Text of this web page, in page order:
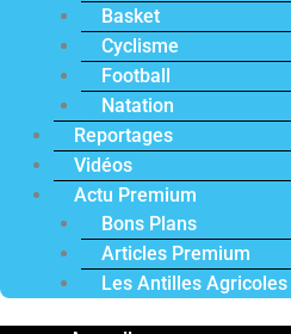
Basket
Cyclisme
Football
Natation
Reportages
Vidéos
Actu Premium
Bons Plans
Articles Premium
Les Antilles Agricoles